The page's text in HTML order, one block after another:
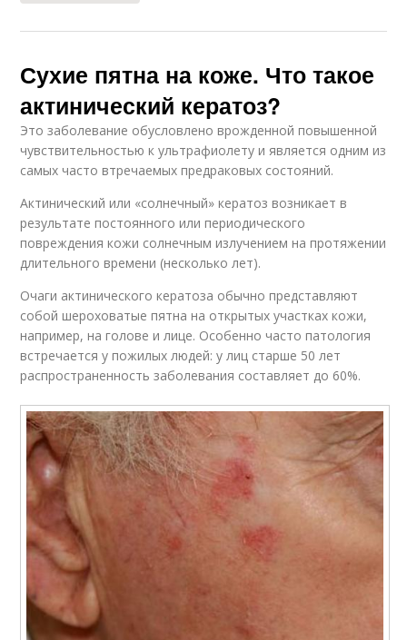
Сухие пятна на коже. Что такое
актинический кератоз?
Это заболевание обусловлено врожденной повышенной
чувствительностью к ультрафиолету и является одним из
самых часто втречаемых предраковых состояний.
Актинический или «солнечный» кератоз возникает в
результате постоянного или периодического
повреждения кожи солнечным излучением на протяжении
длительного времени (несколько лет).
Очаги актинического кератоза обычно представляют
собой шероховатые пятна на открытых участках кожи,
например, на голове и лице. Особенно часто патология
встречается у пожилых людей: у лиц старше 50 лет
распространенность заболевания составляет до 60%.